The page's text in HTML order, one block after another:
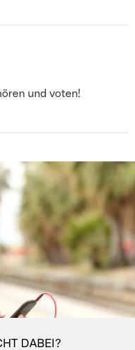
und voten!
DABEI?